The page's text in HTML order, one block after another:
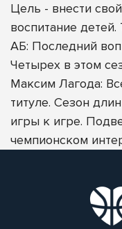
Цель - внести
воспитание
АБ: Последний
Четырех в этом
Максим Лагода:
титуле. Сезон
игры к игре.
чемпионском